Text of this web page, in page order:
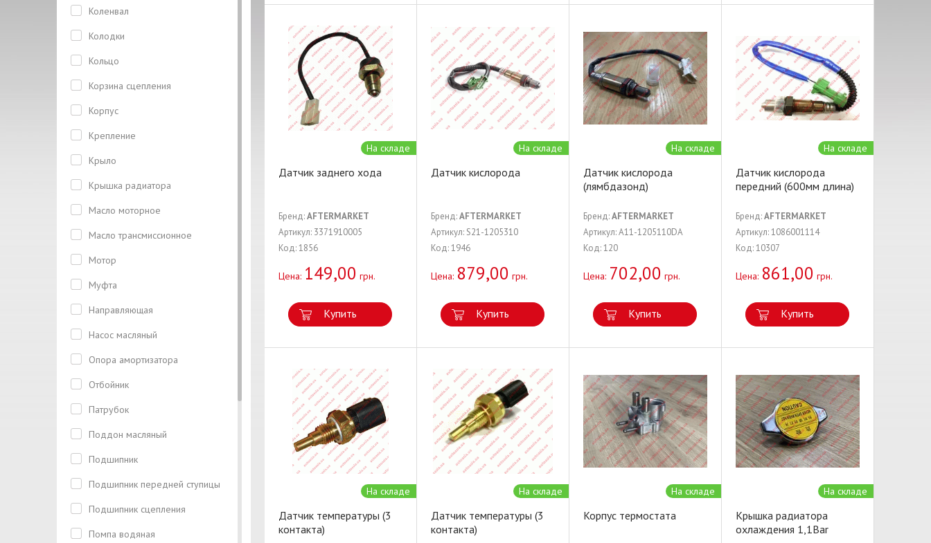
Коленвал
Колодки
Кольцо
Корзина сцепления
Корпус
Крепление
Крыло
Крышка радиатора
Масло моторное
Масло трансмиссионное
Мотор
Муфта
Направляющая
Насос масляный
Опора амортизатора
Отбойник
Патрубок
Поддон масляный
Подшипник
Подшипник передней ступицы
Подшипник сцепления
Помпа водяная
На складе
Датчик заднего хода
Бренд:AFTERMARKET
Артикул: 3371910005
Код: 1856
Цена: 149,00 грн.
Купить
На складе
Датчик кислорода
Бренд:AFTERMARKET
Артикул: S21-1205310
Код: 1946
Цена: 879,00 грн.
Купить
На складе
Датчик кислорода
(лямбдазонд)
Бренд:AFTERMARKET
Артикул: A11-1205110DA
Код: 120
Цена: 702,00 грн.
Купить
На складе
Датчик кислорода
передний (600мм длина)
Бренд:AFTERMARKET
Артикул: 1086001114
Код: 10307
Цена: 861,00 грн.
Купить
На складе
Датчик температуры (3
контакта)
На складе
Датчик температуры (3
контакта)
На складе
Корпус термостата
На складе
Крышка радиатора
охлаждения 1,1Bar